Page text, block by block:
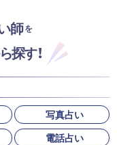
師を
探す！
写真占い
電話占い